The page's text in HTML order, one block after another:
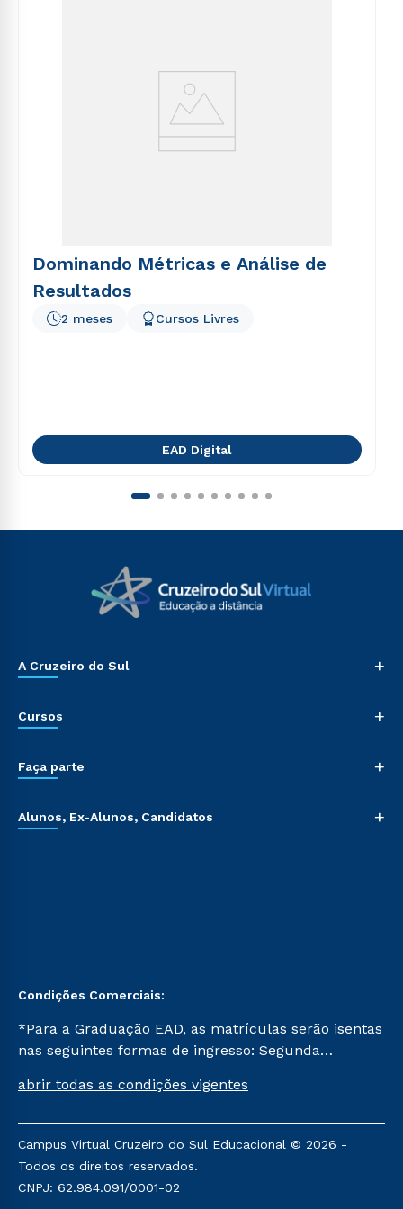
Dominando Métricas e Análise de
Resultados
2 meses Cursos Livres
EAD Digital
A Cruzeiro do Sul +
Cursos +
Faça parte +
Alunos, Ex-Alunos, Candidatos +
Condições Comerciais:
*Para a Graduação EAD, as matrículas serão isentas
nas seguintes formas de ingresso: Segunda
Já para as demais, a taxa de matrícula será de R$
mencionadas são referentes aos cursos: Ensino
Religioso, Geografia para a Docência e Metodologia
do Ensino de História: Questões Atuais.
abrir todas as condições vigentes
Campus Virtual Cruzeiro do Sul Educacional © 2026 -
Todos os direitos reservados.
CNPJ: 62.984.091/0001-02